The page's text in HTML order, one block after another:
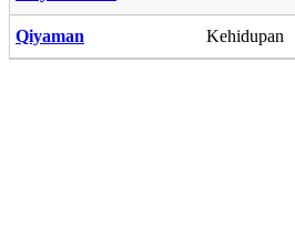
Qiyaman Kehidupan